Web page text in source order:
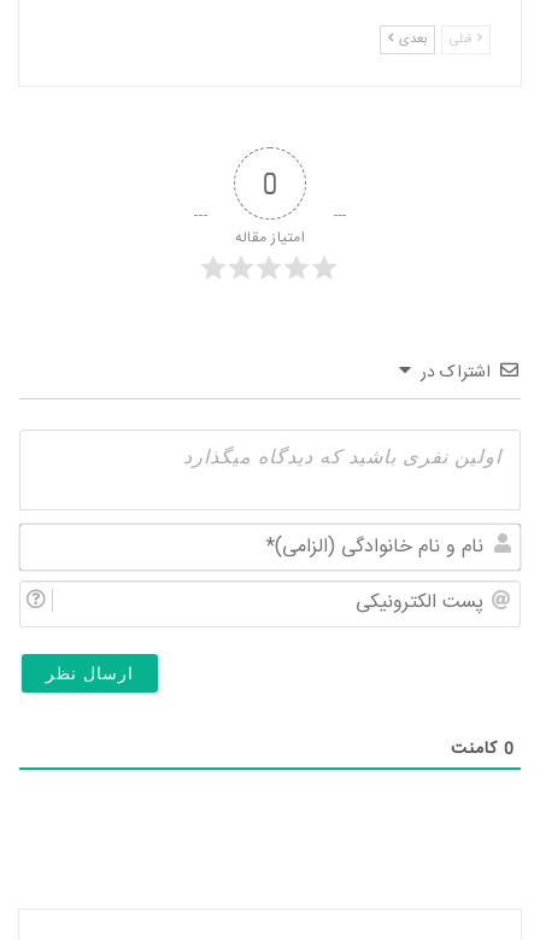
قبلی بعدی
0
امتیاز مقاله
اشتراک در
و
0 کامنت